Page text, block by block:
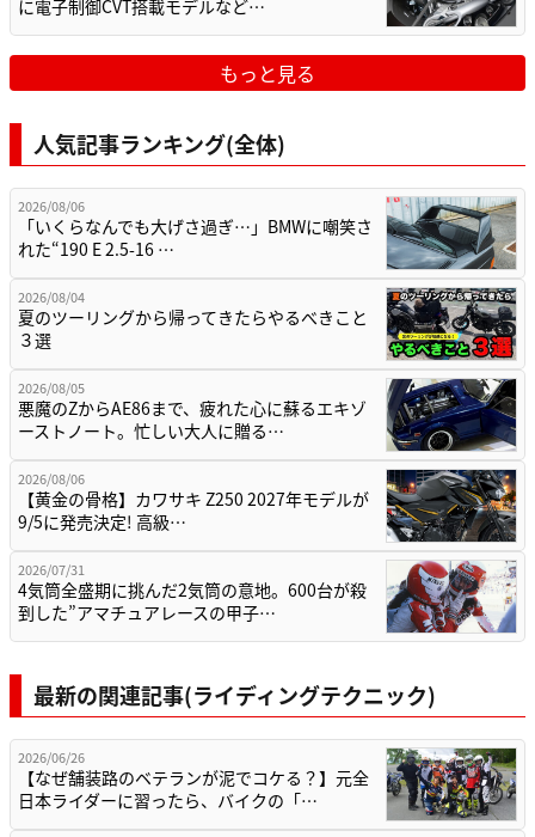
に電子制御CVT搭載モデルなど…
もっと見る
人気記事ランキング(全体)
2026/08/06
「いくらなんでも大げさ過ぎ…」BMWに嘲笑さ
れた“190 E 2.5-16 …
2026/08/04
夏のツーリングから帰ってきたらやるべきこと
３選
2026/08/05
悪魔のZからAE86まで、疲れた心に蘇るエキゾ
ーストノート。忙しい大人に贈る…
2026/08/06
【黄金の骨格】カワサキ Z250 2027年モデルが
9/5に発売決定! 高級…
2026/07/31
4気筒全盛期に挑んだ2気筒の意地。600台が殺
到した”アマチュアレースの甲子…
最新の関連記事(ライディングテクニック)
2026/06/26
【なぜ舗装路のベテランが泥でコケる？】元全
日本ライダーに習ったら、バイクの「…